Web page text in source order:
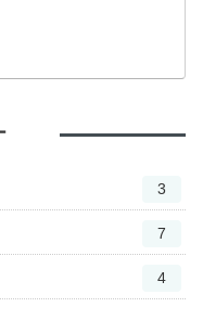
3
7
4